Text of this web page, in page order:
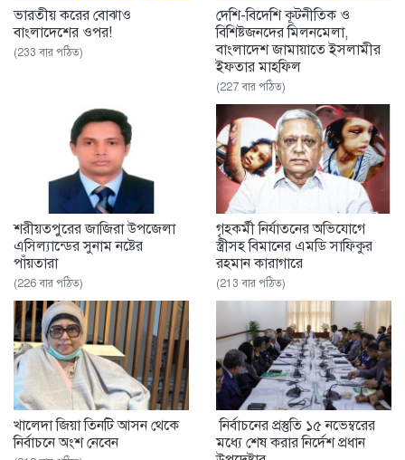
ভারতীয় করের বোঝাও
বাংলাদেশের ওপর!
(233 বার পঠিত)
দেশি-বিদেশি কূটনীতিক ও
বিশিষ্টজনদের মিলনমেলা,
বাংলাদেশ জামায়াতে ইসলামীর
ইফতার মাহফিল
(227 বার পঠিত)
শরীয়তপুরের জাজিরা উপজেলা
এসিল্যান্ডের সুনাম নষ্টের
পাঁয়তারা
(226 বার পঠিত)
গৃহকর্মী নির্যাতনের অভিযোগে
স্ত্রীসহ বিমানের এমডি সাফিকুর
রহমান কারাগারে
(213 বার পঠিত)
খালেদা জিয়া তিনটি আসন থেকে
নির্বাচনে অংশ নেবেন
নির্বাচনের প্রস্তুতি ১৫ নভেম্বরের
মধ্যে শেষ করার নির্দেশ প্রধান